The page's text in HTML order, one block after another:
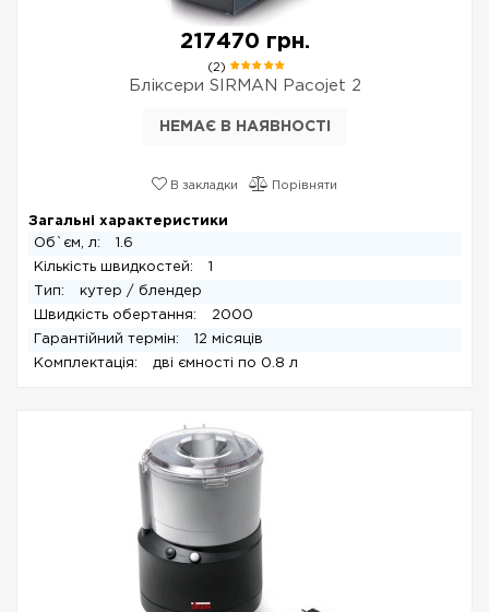
217470 грн.
(2)
Бліксери SIRMAN Pacojet 2
НЕМАЄ В НАЯВНОСТІ
В закладки Порівняти
Загальні характеристики
Об`єм, л:
1.6
Кількість швидкостей:
1
Тип:
кутер / блендер
Швидкість обертання:
2000
Гарантійний термін:
12 місяців
Комплектація:
дві ємності по 0.8 л